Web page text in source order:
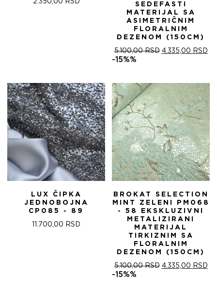
2.350,00 RSD
SEDEFASTI
MATERIJAL SA
ASIMETRIČNIM
FLORALNIM
DEZENOM (150CM)
5.100,00RSD ОРИГИНАЛНА
5.100,00 RSD.
4.335,00 RSD
-15%%
LUX ČIPKA
JEDNOBOJNA
CP085 - 89
11.700,00 RSD
BROKAT SELECTION
MINT ZELENI PM068
- 58 EKSKLUZIVNI
METALIZIRANI
MATERIJAL
TIRKIZNIM SA
FLORALNIM
DEZENOM (150CM)
5.100,00RSD ОРИГИНАЛНА
4.335,00 RSD
-15%%